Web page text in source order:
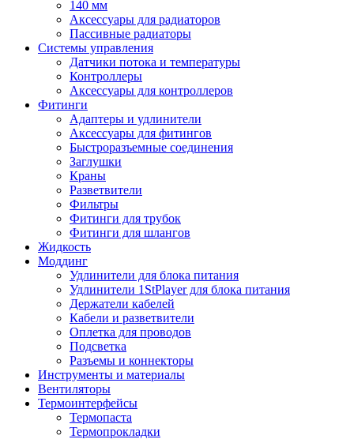
140 мм
Аксессуары для радиаторов
Пассивные радиаторы
Системы управления
Датчики потока и температуры
Контроллеры
Аксессуары для контроллеров
Фитинги
Адаптеры и удлинители
Аксессуары для фитингов
Быстроразъемные соединения
Заглушки
Краны
Разветвители
Фильтры
Фитинги для трубок
Фитинги для шлангов
Жидкость
Моддинг
Удлинители для блока питания
Удлинители 1StPlayer для блока питания
Держатели кабелей
Кабели и разветвители
Оплетка для проводов
Подсветка
Разъемы и коннекторы
Инструменты и материалы
Вентиляторы
Термоинтерфейсы
Термопаста
Термопрокладки